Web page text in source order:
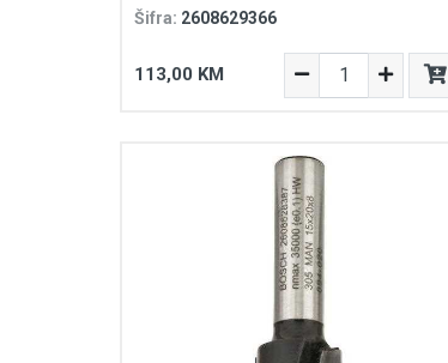
Šifra: 2608629366
113,00 KM